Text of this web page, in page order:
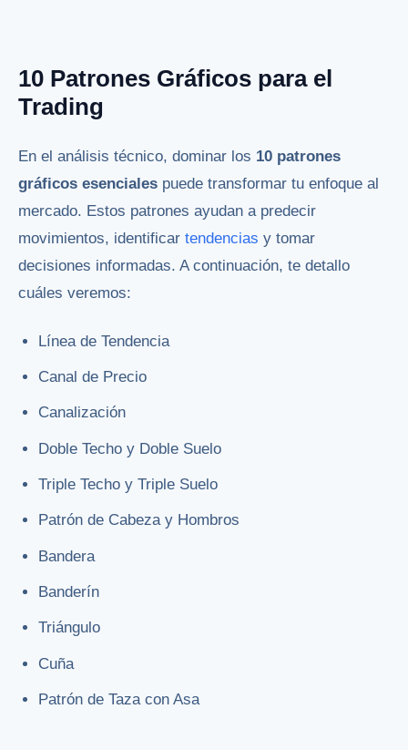
10 Patrones Gráficos para el
Trading
En el análisis técnico, dominar los 10 patrones
gráficos esenciales puede transformar tu enfoque al
mercado. Estos patrones ayudan a predecir
movimientos, identificar tendencias y tomar
decisiones informadas. A continuación, te detallo
cuáles veremos:
Línea de Tendencia
Canal de Precio
Canalización
Doble Techo y Doble Suelo
Triple Techo y Triple Suelo
Patrón de Cabeza y Hombros
Bandera
Banderín
Triángulo
Cuña
Patrón de Taza con Asa